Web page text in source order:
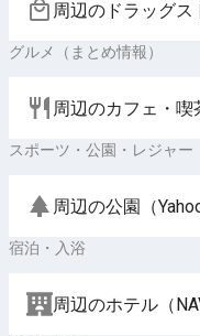
周辺のドラッグス
グルメ（まとめ情報）
周辺のカフェ・喫
スポーツ・公園・レジャー
周辺の公園（
宿泊・入浴
周辺のホテル（